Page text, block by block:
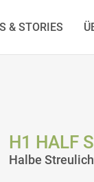
& STORIES
H1 HALF
Halbe